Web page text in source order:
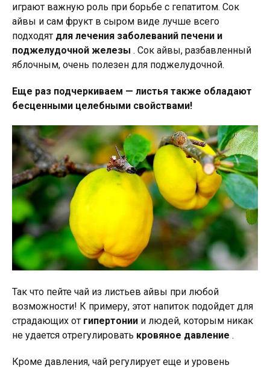
играют важную роль при борьбе с гепатитом. Сок
айвы и сам фрукт в сыром виде лучше всего
подходят для лечения заболеваний печени и
поджелудочной железы . Сок айвы, разбавленный
яблочным, очень полезен для поджелудочной.
Еще раз подчеркиваем — листья также обладают
бесценными целебными свойствами!
Так что пейте чай из листьев айвы при любой
возможности! К примеру, этот напиток подойдет для
страдающих от гипертонии и людей, которым никак
не удается отрегулировать кровяное давление .
Кроме давления, чай регулирует еще и уровень